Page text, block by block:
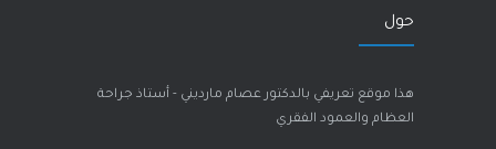
حول
هذا موقع تعريفي بالدكتور عصام مارديني - أستاذ جراحة
العظام والعمود الفقري